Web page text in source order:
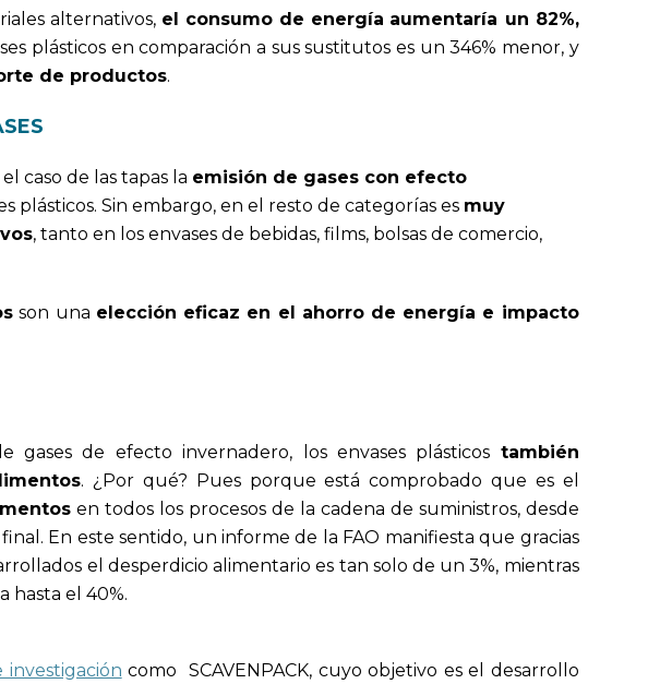
alternativos, el consumo de energía aumentaría un 82%,
plásticos en comparación a sus sustitutos es un 346% menor, y
de productos.
caso de las tapas la emisión de gases con efecto
plásticos. Sin embargo, en el resto de categorías es muy
, tanto en los envases de bebidas, films, bolsas de comercio,
son una elección eficaz en el ahorro de energía e impacto
de efecto invernadero, los envases plásticos también
. ¿Por qué? Pues porque está comprobado que es el
en todos los procesos de la cadena de suministros, desde
En este sentido, un informe de la FAO manifiesta que gracias
el desperdicio alimentario es tan solo de un 3%, mientras
hasta el 40%.
investigación como SCAVENPACK, cuyo objetivo es el desarrollo